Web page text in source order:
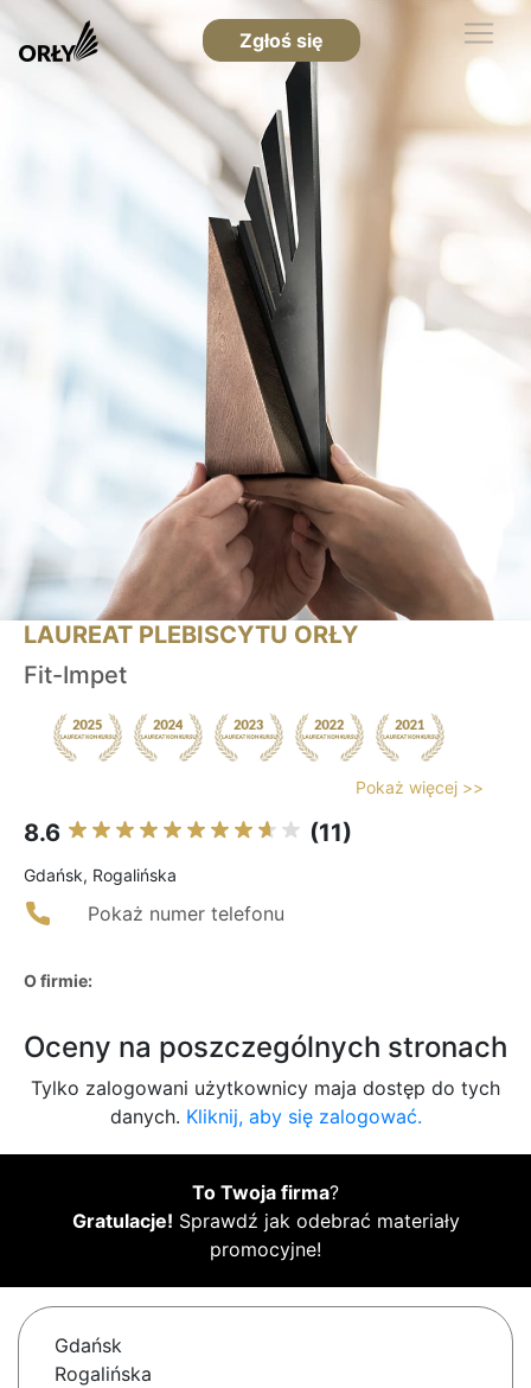
Zgłoś się
LAUREAT PLEBISCYTU ORŁY
Fit-Impet
Pokaż więcej >>
8.6 (11)
Gdańsk, Rogalińska
Pokaż numer telefonu
O firmie:
Oceny na poszczególnych stronach
Tylko zalogowani użytkownicy maja dostęp do tych
danych. Kliknij, aby się zalogować.
To Twoja firma?
Gratulacje! Sprawdź jak odebrać materiały
promocyjne!
Gdańsk
Rogalińska